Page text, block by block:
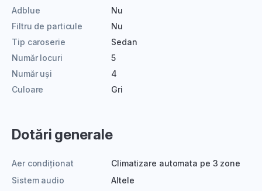
Adblue
Nu
Filtru de particule
Nu
Tip caroserie
Sedan
Număr locuri
5
Număr uși
4
Culoare
Gri
Dotări generale
Aer condiționat
Climatizare automata pe 3 zone
Sistem audio
Altele